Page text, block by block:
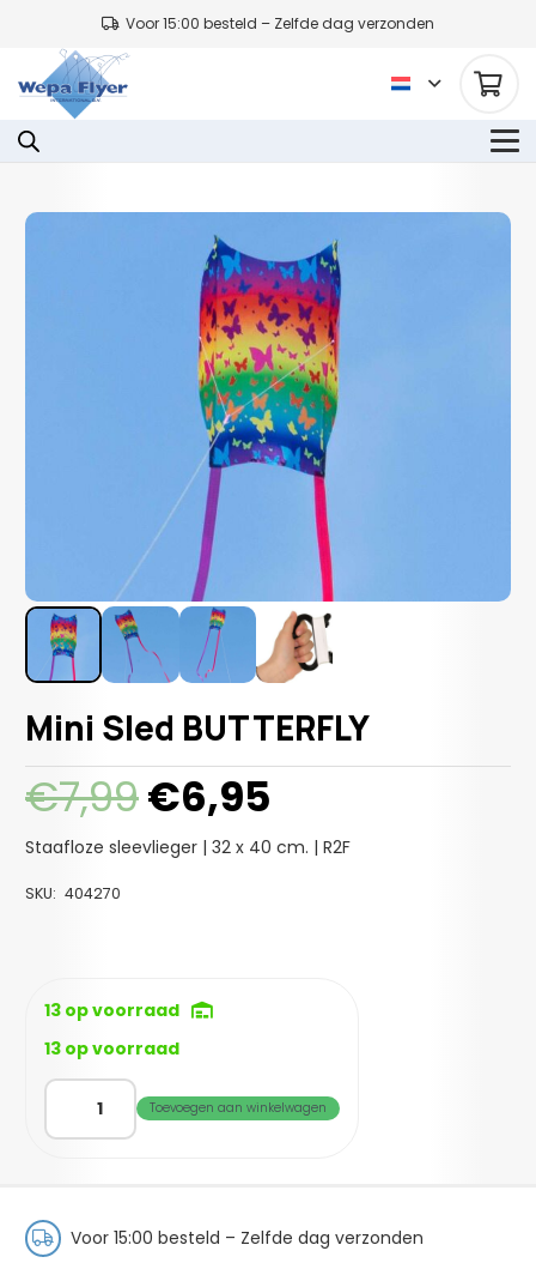
Voor 15:00 besteld – Zelfde dag verzonden
Mini Sled BUTTERFLY
€7,99Oorspronkelijke
prijs
was:
€7,99.
€6,95
is:€6,95.
Staafloze sleevlieger | 32 x 40 cm. | R2F
SKU: 404270
13 op voorraad
13 op voorraad
Mini
BUTTERFLY
Toevoegen aan winkelwagen
Voor 15:00 besteld – Zelfde dag verzonden